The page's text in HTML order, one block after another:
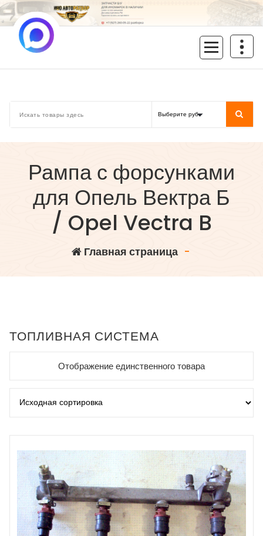
Перейти
к
содержимому
Рампа с форсунками
для Опель Вектра Б
/ Opel Vectra B
Главная страница-
ТОПЛИВНАЯ СИСТЕМА
Отображение единственного товара